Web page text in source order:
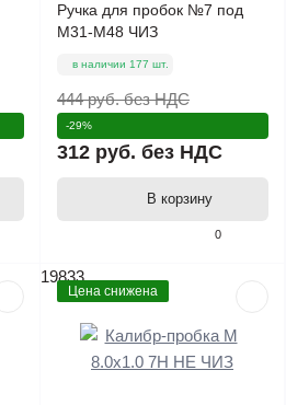
0
Ручка для пробок №7 под
М31-М48 ЧИЗ
в наличии 177 шт.
444 руб.без НДС
-29%
312 руб. без НДС
В корзину
19833
Цена снижена